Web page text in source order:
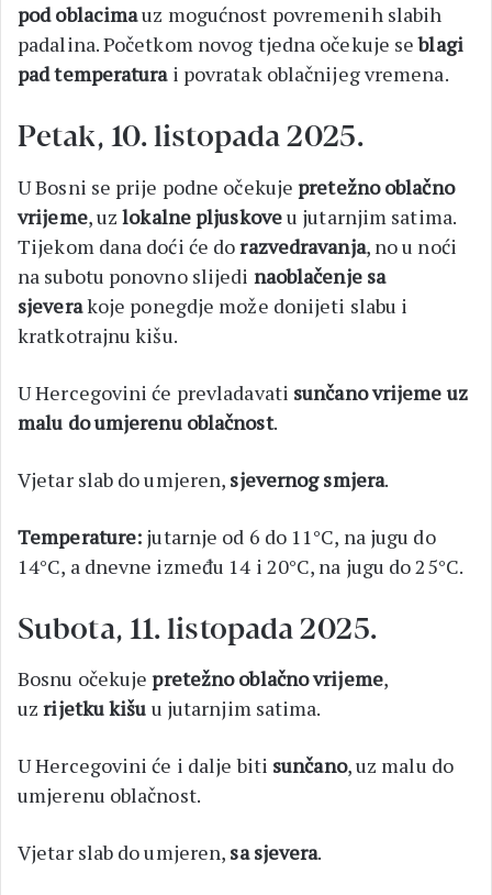
pod oblacimauz mogućnost povremenih slabih
padalina. Početkom novog tjedna očekuje seblagi
pad temperaturai povratak oblačnijeg vremena.
Petak, 10. listopada 2025.
U Bosni se prije podne očekujepretežno oblačno
vrijeme, uzlokalne pljuskoveu jutarnjim satima.
Tijekom dana doći će dorazvedravanja, no u noći
na subotu ponovno slijedi naoblačenje sa
sjeverakoje ponegdje može donijeti slabu i
kratkotrajnu kišu.
U Hercegovini će prevladavati sunčano vrijeme uz
malu do umjerenu oblačnost.
Vjetar slab do umjeren, sjevernog smjera.
Temperature: jutarnje od 6 do 11°C, na jugu do
14°C, a dnevne između 14 i 20°C, na jugu do 25°C.
Subota, 11. listopada 2025.
Bosnu očekujepretežno oblačno vrijeme,
uzrijetku kišu u jutarnjim satima.
U Hercegovini će i dalje biti sunčano, uz malu do
umjerenu oblačnost.
Vjetar slab do umjeren, sa sjevera.